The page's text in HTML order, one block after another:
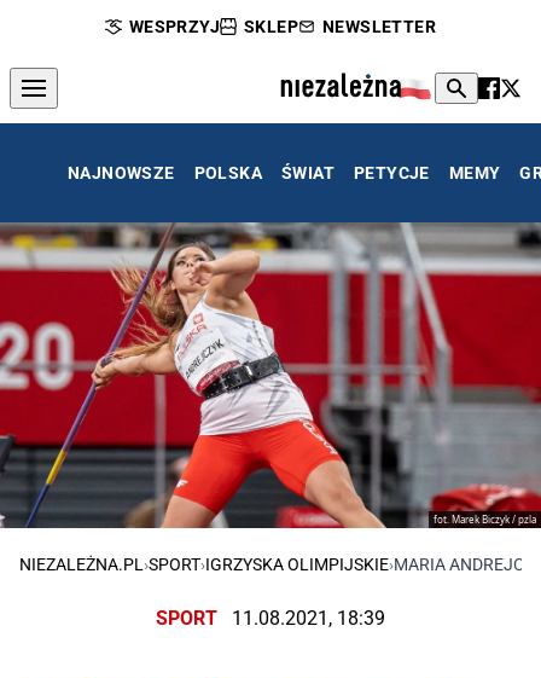
WESPRZYJ SKLEP NEWSLETTER
NAJNOWSZE POLSKA ŚWIAT PETYCJE MEMY
fot. Marek Biczyk / pzla
NIEZALEŻNA.PL›SPORT›IGRZYSKA OLIMPIJSKIE›MARIA
SPORT 11.08.2021, 18:39